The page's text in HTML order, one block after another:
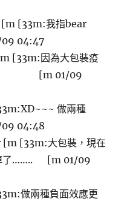
[m [33m:我指bear
[33m:因為大包裝疫
題 [m 01/09
做兩種
[33m:大包裝，現在
掉了…….. [m 01/09
做兩種負面效應更